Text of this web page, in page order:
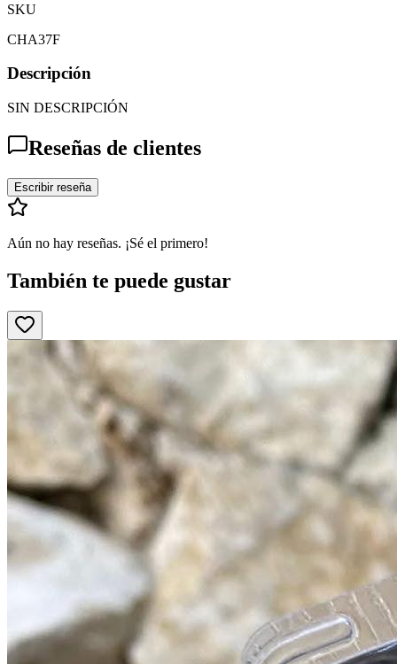
SKU
CHA37F
Descripción
SIN DESCRIPCIÓN
Reseñas de clientes
Escribir reseña
Aún no hay reseñas. ¡Sé el primero!
También te puede gustar